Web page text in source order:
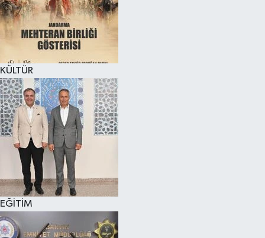
KÜLTÜR
EĞİTİM
KÜLTÜR SANAT
MAGAZİN
SAĞLIK
SİYASET
SPOR
TEKNOLOJİ
VİZYONDAKİLER
YAŞAM